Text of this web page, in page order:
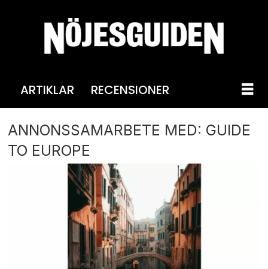
ARTIKLAR RECENSIONER
ANNONSSAMARBETE MED: GUIDE
TO EUROPE